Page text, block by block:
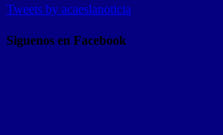
Tweets by acaeslanoticia
Siguenos en Facebook